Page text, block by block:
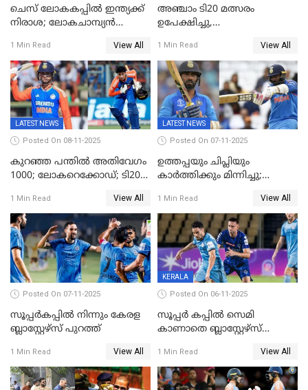
ചെസ് ലോകകപ്പില്‍ ഇന്ത്യക്ക്
നിരാശ; ലോകചാമ്പ്യന്‍
1 Min Read View All
അഞ്ചാം ടി20 മത്സരം
ഉപേക്ഷിച്ചു,
ജയിച്ച് ഇന്ത്യ
1 Min Read View All
LATEST NEWS
Posted On 08-11-2025
കുറഞ്ഞ പന്തിൽ അതിവേഗം
1000; ലോകറെക്കോഡ്; ടി20
അപൂര്‍വനേട്ടവുമായി
അഭിഷേക് ശർമ
1 Min Read View All
LATEST NEWS
Posted On 07-11-2025
ഉത്തപ്പയും ചിപ്ലിയും
കാർത്തിക്കും മിന്നിച്ചു;
ഇന്ത്യ; ഹോങ്കോങ് സിക്സസ്
ക്രിക്കറ്റ് ടൂർണമെന്റിൽ ജയം
1 Min Read View All
Posted On 07-11-2025
സൂപ്പര്‍കപ്പില്‍ നിന്നും കേരള
ബ്ലാസ്റ്റേഴ്‌സ് പുറത്ത്
1 Min Read View All
KERALA
Posted On 06-11-2025
സൂപ്പർ കപ്പിൽ സെമി
കാണാതെ ബ്ലാസ്റ്റേഴ്സ്
1 Min Read View All